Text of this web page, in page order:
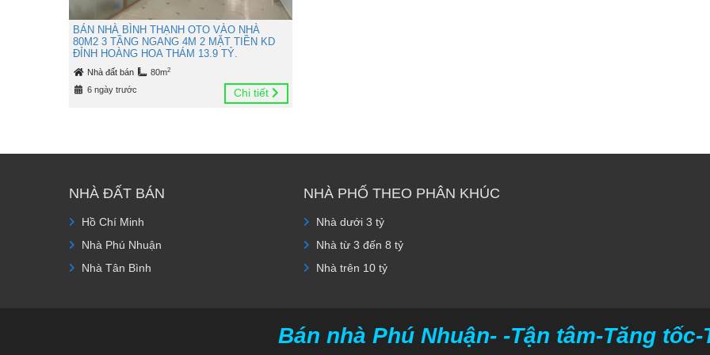
BÁN NHÀ BÌNH THẠNH OTO VÀO NHÀ
80M2 3 TẦNG NGANG 4M 2 MẶT TIỀN KD
ĐỈNH HOÀNG HOA THÁM 13.9 TỶ.
Nhà đất bán 80m2
6 ngày trước Chi tiết
NHÀ ĐẤT BÁN
Hồ Chí Minh
Nhà Phú Nhuận
Nhà Tân Bình
NHÀ PHỐ THEO PHÂN KHÚC
Nhà dưới 3 tỷ
Nhà từ 3 đến 8 tỷ
Nhà trên 10 tỷ
Bán nhà Phú Nhuận- -Tận tâm-Tăng